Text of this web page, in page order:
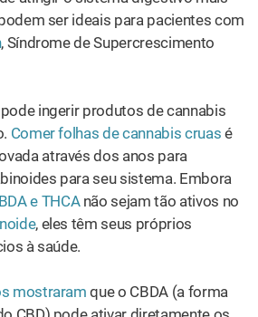
repetidamente a contagem
dos sinalizadores da leucemia.
inclui tinturas, óleos e
combinação de extrato de
Como você deve ter
ser tomadas sublingualmente,
a língua.
de cannabis tornaram-se mais
Isso não pode ser mais
caso dos
óleos de CBD , cuja
22 bilhões em vendas anuais até